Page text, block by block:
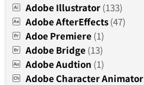
Adobe Illustrator(133)
Adobe AfterEffects(47)
Adoe Premiere (1)
Adobe Bridge (13)
Adobe Audtion (1)
Adobe Character Animator